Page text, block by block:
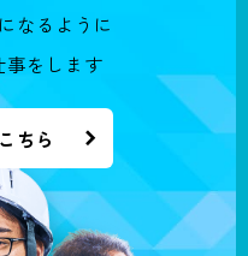
なるように
をします
ちら